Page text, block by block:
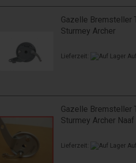
Gazelle Bremsteller
Sturmey Archer
Lieferzeit:
Gazelle Bremsteller
Sturmey Archer Naaf
Lieferzeit: